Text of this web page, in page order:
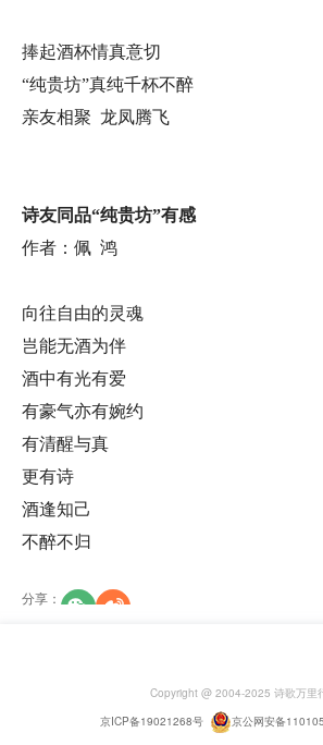
捧起酒杯情真意切
“纯贵坊”真纯千杯不醉
亲友相聚 龙凤腾飞
诗友同品“纯贵坊”有感
作者：佩 鸿
向往自由的灵魂
岂能无酒为伴
酒中有光有爱
有豪气亦有婉约
有清醒与真
更有诗
酒逢知己
不醉不归
分享 ：
Copyright @ 2004-2025 诗歌万里
京ICP备19021268号 京公网安备